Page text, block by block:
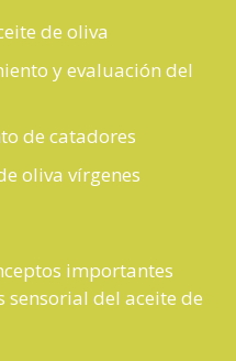
de oliva
y evaluación del
de catadores
oliva vírgenes
importantes
sensorial del aceite de